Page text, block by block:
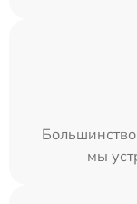
мы